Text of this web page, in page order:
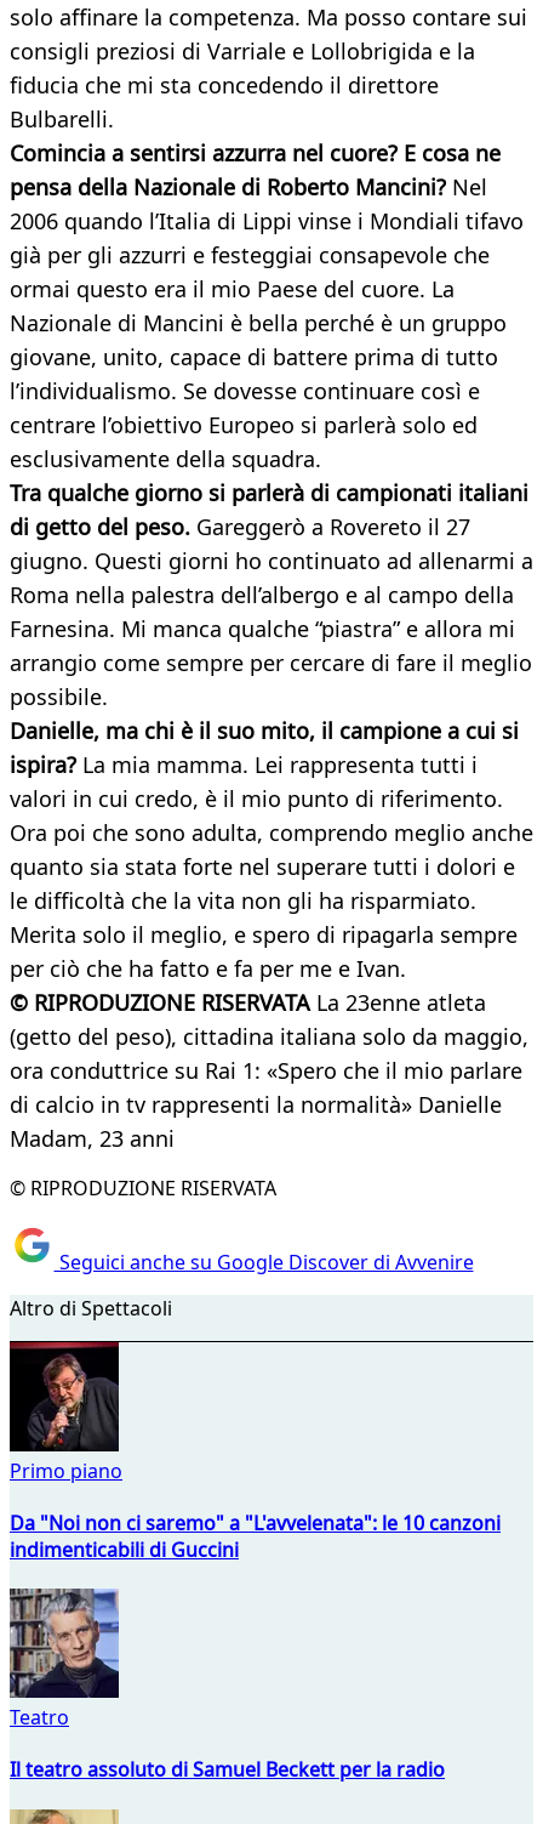
solo affinare la competenza. Ma posso contare sui
consigli preziosi di Varriale e Lollobrigida e la
fiducia che mi sta concedendo il direttore
Bulbarelli.
Comincia a sentirsi azzurra nel cuore? E cosa ne
pensa della Nazionale di Roberto Mancini? Nel
2006 quando l’Italia di Lippi vinse i Mondiali tifavo
già per gli azzurri e festeggiai consapevole che
ormai questo era il mio Paese del cuore. La
Nazionale di Mancini è bella perché è un gruppo
giovane, unito, capace di battere prima di tutto
l’individualismo. Se dovesse continuare così e
centrare l’obiettivo Europeo si parlerà solo ed
esclusivamente della squadra.
Tra qualche giorno si parlerà di campionati italiani
di getto del peso. Gareggerò a Rovereto il 27
giugno. Questi giorni ho continuato ad allenarmi a
Roma nella palestra dell’albergo e al campo della
Farnesina. Mi manca qualche “piastra” e allora mi
arrangio come sempre per cercare di fare il meglio
possibile.
Danielle, ma chi è il suo mito, il campione a cui si
ispira? La mia mamma. Lei rappresenta tutti i
valori in cui credo, è il mio punto di riferimento.
Ora poi che sono adulta, comprendo meglio anche
quanto sia stata forte nel superare tutti i dolori e
le difficoltà che la vita non gli ha risparmiato.
Merita solo il meglio, e spero di ripagarla sempre
per ciò che ha fatto e fa per me e Ivan.
© RIPRODUZIONE RISERVATALa 23enne atleta
(getto del peso), cittadina italiana solo da maggio,
ora conduttrice su Rai 1: «Spero che il mio parlare
di calcio in tv rappresenti la normalità» Danielle
Madam, 23 anni
© RIPRODUZIONE RISERVATA
Seguici anche su Google Discover di Avvenire
Altro di Spettacoli
Primo piano
Da "Noi non ci saremo" a "L'avvelenata": le 10 canzoni
indimenticabili di Guccini
Teatro
Il teatro assoluto di Samuel Beckett per la radio